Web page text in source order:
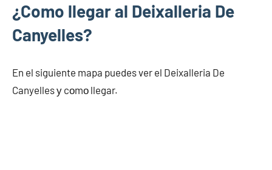
¿Como llegar al Deixalleria De
Canyelles?
En el siguiente mapa puedes ver el Deixalleria De
Canyelles у cοmο llegar.